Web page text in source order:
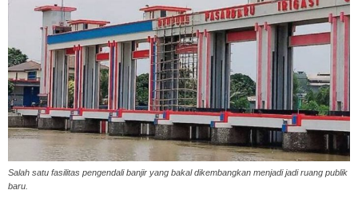
Salah satu fasilitas pengendali banjir yang bakal dikembangkan menjadi jadi ruang publik
baru.